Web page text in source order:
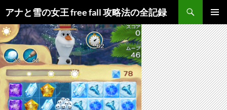
アナと雪の女王 free fall 攻略法の全記録
索
メインメ
ニュー
ン
テ
ン
ツ
へ
ス
キ
ッ